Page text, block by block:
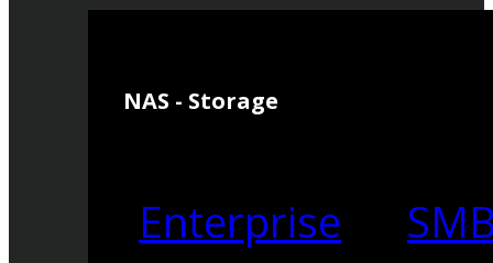
NAS - Storage
Enterprise